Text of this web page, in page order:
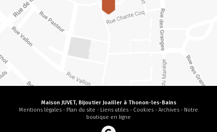
Maison JUVET, Bijoutier Joailler à Thonon-les-Bains
Mentions légales - Plan du site - Liens utiles - Cookies - Archives - Notre
boutique en ligne